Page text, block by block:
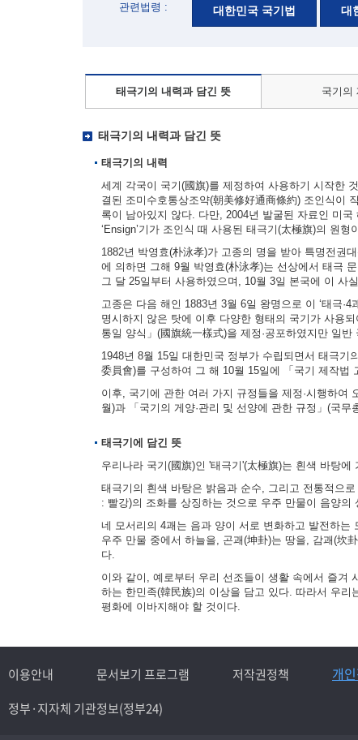
관련법령 : 대한민국 국기법 대
태극기의 내력과 담긴 뜻 국기의
태극기의 내력과 담긴 뜻
태극기의 내력
세계 각국이 국기(國旗)를 제정하여 사용하기 시작한
결된 조미수호통상조약(朝美修好通商條約) 조인식이
록이 남아있지 않다. 다만, 2004년 발굴된 자료인 미
‘Ensign’기가 조인식 때 사용된 태극기(太極旗)의 원형
1882년 박영효(朴泳孝)가 고종의 명을 받아 특명전권
에 의하면 그해 9월 박영효(朴泳孝)는 선상에서 태극
그 달 25일부터 사용하였으며, 10월 3일 본국에 이 사
고종은 다음 해인 1883년 3월 6일 왕명으로 이 ‘태극
명시하지 않은 탓에 이후 다양한 형태의 국기가 사용
통일 양식」(國旗統一樣式)을 제정·공포하였지만 일
1948년 8월 15일 대한민국 정부가 수립되면서 태극
委員會)를 구성하여 그 해 10월 15일에 「국기 제작법
이후, 국기에 관한 여러 가지 규정들을 제정·시행하여
월)과 「국기의 게양·관리 및 선양에 관한 규정」(국
태극기에 담긴 뜻
우리나라 국기(國旗)인 '태극기'(太極旗)는 흰색 바탕
태극기의 흰색 바탕은 밝음과 순수, 그리고 전통적으
: 빨강)의 조화를 상징하는 것으로 우주 만물이 음양
네 모서리의 4괘는 음과 양이 서로 변화하고 발전하
우주 만물 중에서 하늘을, 곤괘(坤卦)는 땅을, 감괘(坎
다.
이와 같이, 예로부터 우리 선조들이 생활 속에서 즐겨
하는 한민족(韓民族)의 이상을 담고 있다. 따라서 우
평화에 이바지해야 할 것이다.
이용안내 문서보기 프로그램 저작권정책 개
정부·지자체 기관정보(정부24)